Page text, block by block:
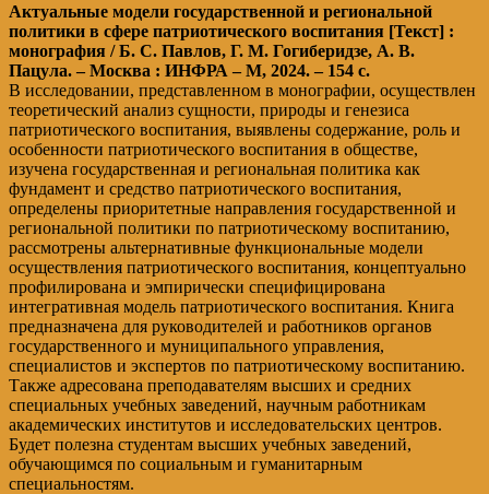
Актуальные модели государственной и региональной
политики в сфере патриотического воспитания [Текст] :
монография / Б. С. Павлов, Г. М. Гогиберидзе, А. В.
Пацула. – Москва : ИНФРА – М, 2024. – 154 с.
В исследовании, представленном в монографии, осуществлен
теоретический анализ сущности, природы и генезиса
патриотического воспитания, выявлены содержание, роль и
особенности патриотического воспитания в обществе,
изучена государственная и региональная политика как
фундамент и средство патриотического воспитания,
определены приоритетные направления государственной и
региональной политики по патриотическому воспитанию,
рассмотрены альтернативные функциональные модели
осуществления патриотического воспитания, концептуально
профилирована и эмпирически специфицирована
интегративная модель патриотического воспитания. Книга
предназначена для руководителей и работников органов
государственного и муниципального управления,
специалистов и экспертов по патриотическому воспитанию.
Также адресована преподавателям высших и средних
специальных учебных заведений, научным работникам
академических институтов и исследовательских центров.
Будет полезна студентам высших учебных заведений,
обучающимся по социальным и гуманитарным
специальностям.